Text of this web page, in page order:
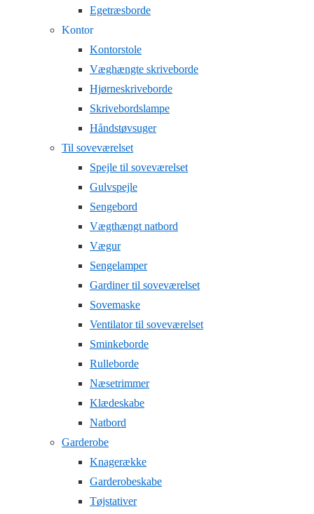
Egetræsborde
Kontor
Kontorstole
Væghængte skriveborde
Hjørneskriveborde
Skrivebordslampe
Håndstøvsuger
Til soveværelset
Spejle til soveværelset
Gulvspejle
Sengebord
Vægthængt natbord
Vægur
Sengelamper
Gardiner til soveværelset
Sovemaske
Ventilator til soveværelset
Sminkeborde
Rulleborde
Næsetrimmer
Klædeskabe
Natbord
Garderobe
Knagerække
Garderobeskabe
Tøjstativer